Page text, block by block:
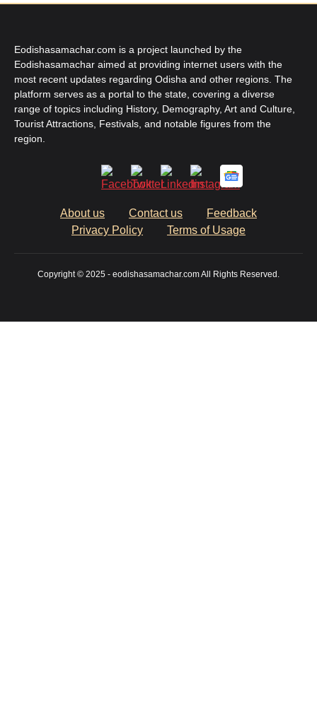
Eodishasamachar.com is a project launched by the
Eodishasamachar aimed at providing internet users with the
most recent updates regarding Odisha and other regions. The
platform serves as a portal to the state, covering a diverse
range of topics including History, Demography, Art and Culture,
Tourist Attractions, Festivals, and notable figures from the
region.
About us Contact us
Feedback
Privacy Policy
Terms of Usage
Copyright © 2025 - eodishasamachar.com All Rights Reserved.